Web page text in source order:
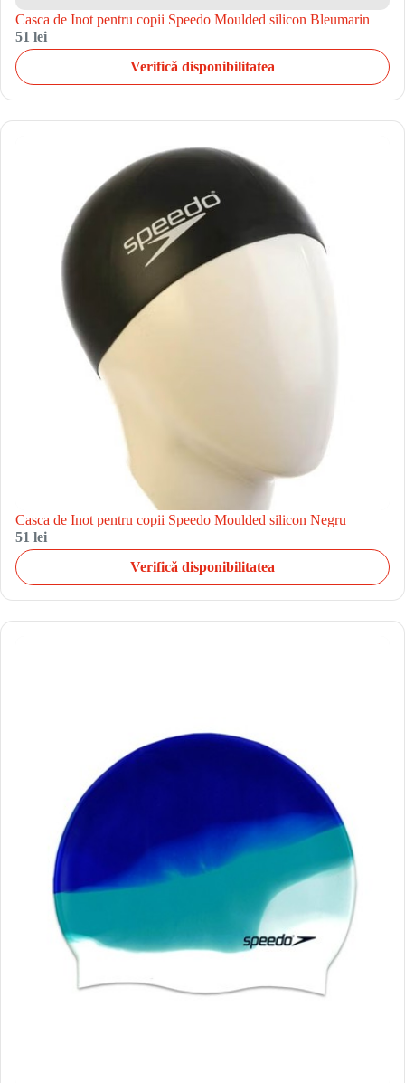
Casca de Inot pentru copii Speedo Moulded silicon Bleumarin
51 lei
Verifică disponibilitatea
Casca de Inot pentru copii Speedo Moulded silicon Negru
51 lei
Verifică disponibilitatea